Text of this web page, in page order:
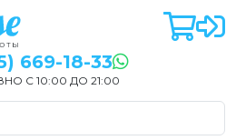
669-18-33
С 10:00 ДО 21:00